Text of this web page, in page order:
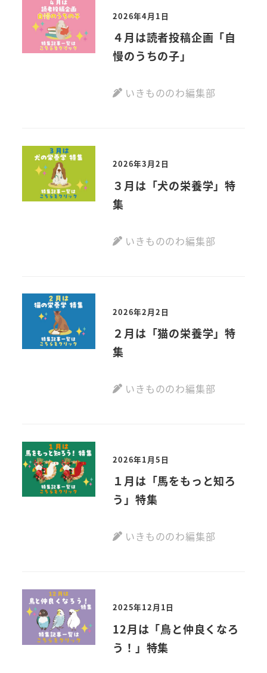
2026年4月1日
４月は読者投稿企画「自
慢のうちの子」
いきもののわ編集部
2026年3月2日
３月は「犬の栄養学」特
集
いきもののわ編集部
2026年2月2日
２月は「猫の栄養学」特
集
いきもののわ編集部
2026年1月5日
１月は「馬をもっと知ろ
う」特集
いきもののわ編集部
2025年12月1日
12月は「鳥と仲良くなろ
う！」特集